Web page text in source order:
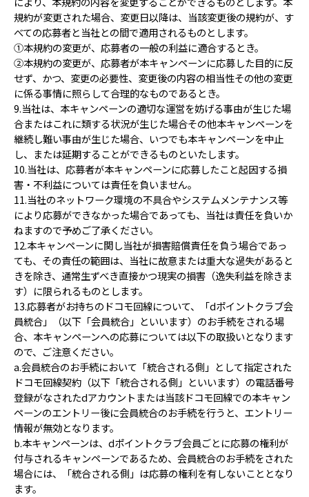
規約が変更された場合、変更日以降は、当該変更後の規約が、す
べての応募者と当社との間で適用されるものとします。
①本規約の変更が、応募者の一般の利益に適合するとき。
②本規約の変更が、応募者が本キャンペーンに応募した目的に反
せず、かつ、変更の必要性、変更後の内容の相当性その他の変更
に係る事情に照らして合理的なものであるとき。
9.当社は、本キャンペーンの適切な運営を妨げる事由が生じた場
合またはこれに類する状況が生じた場合その他本キャンペーンを
継続し難い事由が生じた場合、いつでも本キャンペーンを中止
し、または延期することができるものといたします。
10.当社は、応募者が本キャンペーンに応募したこと起因する損
害・不利益については責任を負いません。
11.当社のネットワーク環境の不具合やシステムメンテナンス等
により応募ができなかった場合であっても、当社は責任を負いか
ねますので予めご了承ください。
12.本キャンペーンに関し当社が損害賠償責任を負う場合であっ
ても、その責任の範囲は、当社に故意または重大な過失があると
きを除き、通常生ずべき直接かつ現実の損害（逸失利益を除きま
す）に限られるものとします。
13.応募者がお持ちのドコモ回線について、「dポイントクラブ会
員統合」（以下「会員統合」といいます）のお手続をされる場
合、本キャンペーンへの応募については以下の取扱いとなります
ので、ご注意ください。
a.会員統合のお手続において「統合される側」として指定された
ドコモ回線契約（以下「統合される側」といいます）の電話番号
登録がなされたdアカウントまたは当該ドコモ回線での本キャン
ペーンのエントリー後に会員統合のお手続を行うと、エントリー
情報が無効となります。
b.本キャンペーンは、dポイントクラブ会員ごとに応募の権利が
付与されるキャンペーンであるため、会員統合のお手続をされた
場合には、「統合される側」は応募の権利を有しないこととなり
ます。